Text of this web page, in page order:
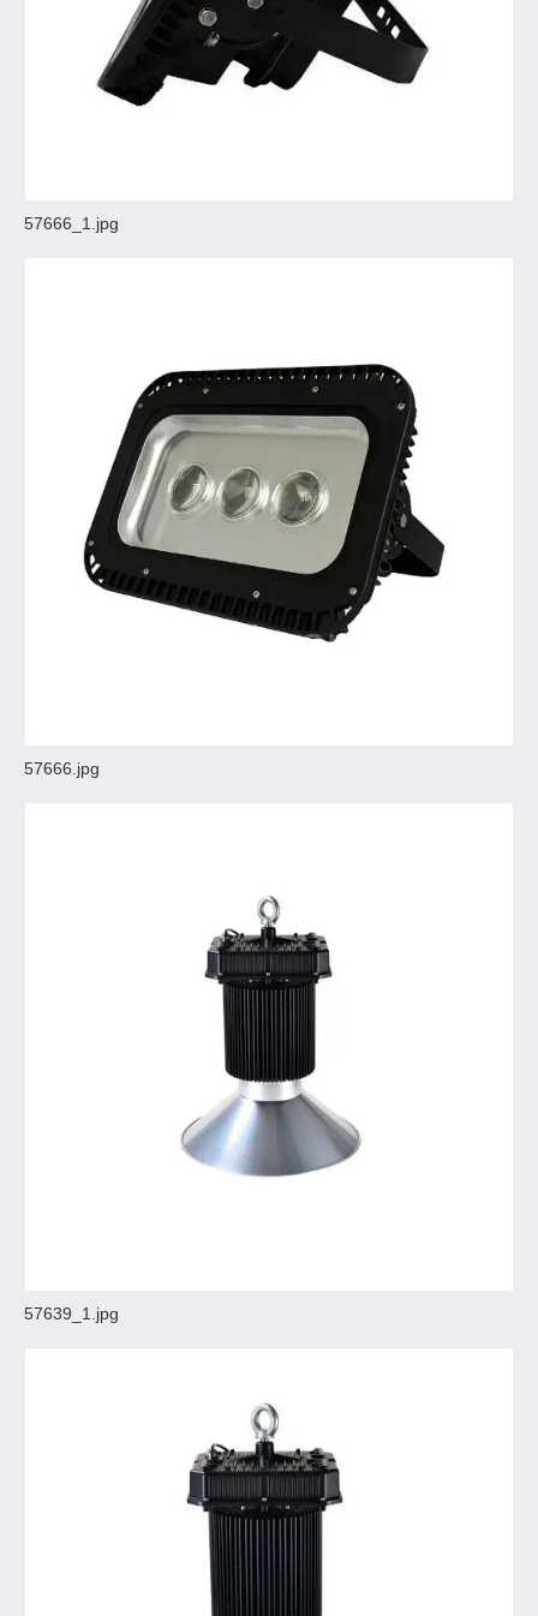
57666_1.jpg
57666.jpg
57639_1.jpg